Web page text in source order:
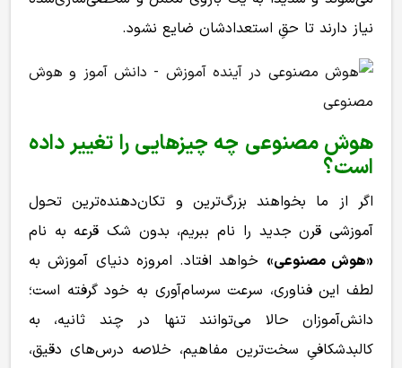
نیاز دارند تا حقِ استعدادشان ضایع نشود.
هوش مصنوعی چه چیزهایی را تغییر داده
است؟
اگر از ما بخواهند بزرگ‌ترین و تکان‌دهنده‌ترین تحول
آموزشی قرن جدید را نام ببریم، بدون شک قرعه به نام
«هوش مصنوعی» خواهد افتاد. امروزه دنیای آموزش به
لطف این فناوری، سرعت سرسام‌آوری به خود گرفته است؛
دانش‌آموزان حالا می‌توانند تنها در چند ثانیه، به
کالبدشکافیِ سخت‌ترین مفاهیم، خلاصه درس‌های دقیق،